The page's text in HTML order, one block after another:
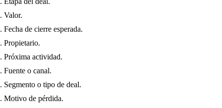
Valor.
Fecha de cierre esperada.
Propietario.
Próxima actividad.
Fuente o canal.
Segmento o tipo de deal.
Motivo de pérdida.